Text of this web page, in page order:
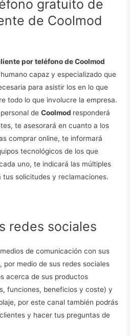
gratuito de
de Coolmod
por teléfono de Coolmod
capaz y especializado que
para asistir los en lo que
todo lo que involucre la empresa.
deCoolmod responderá
te asesorará en cuanto a los
comprar online, te informará
tecnológicos de los que
uno, te indicará las múltiples
solicitudes y reclamaciones.
redes sociales
de comunicación con sus
medio de sus redes sociales
acerca de sus productos
funciones, beneficios y coste) y
por este canal también podrás
y hacer tus preguntas de